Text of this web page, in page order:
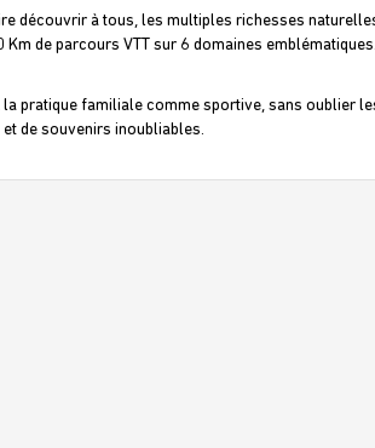
découvrir à tous, les multiples richesses
Km de parcours VTT sur 6 domaines emblématiques.
la pratique familiale comme sportive, sans oublier
et de souvenirs inoubliables.